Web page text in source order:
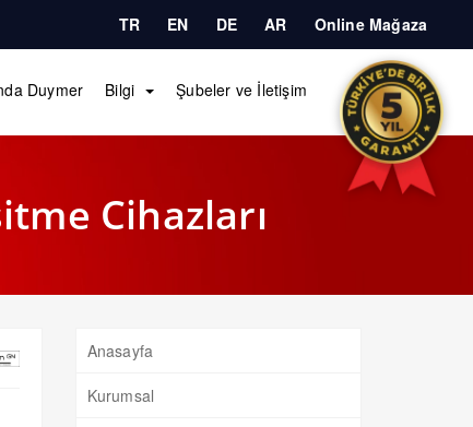
Online Mağaza
AR
DE
EN
TR
Duymer Bilgi Şubeler ve İletişim
Cihazları
Anasayfa
Kurumsal